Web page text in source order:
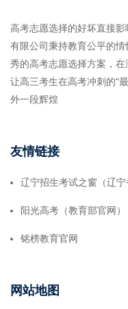
高考志愿选择的好坏直接
有限公司秉持教育公平的
秀的高考志愿选择方案，
让高三考生在高考冲刺的“
外一段辉煌
友情链接
辽宁招生考试之窗（辽宁
阳光高考（教育部官网）
铭榜教育官网
网站地图